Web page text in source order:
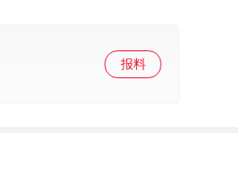
报料